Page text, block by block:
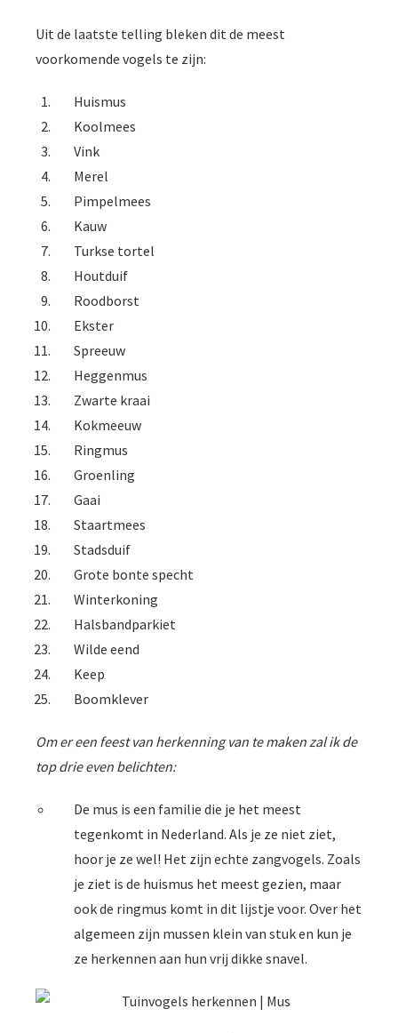
Uit de laatste telling bleken dit de meest
voorkomende vogels te zijn:
Huismus
Koolmees
Vink
Merel
Pimpelmees
Kauw
Turkse tortel
Houtduif
Roodborst
Ekster
Spreeuw
Heggenmus
Zwarte kraai
Kokmeeuw
Ringmus
Groenling
Gaai
Staartmees
Stadsduif
Grote bonte specht
Winterkoning
Halsbandparkiet
Wilde eend
Keep
Boomklever
Om er een feest van herkenning van te maken zal ik de
top drie even belichten:
De mus is een familie die je het meest
tegenkomt in Nederland. Als je ze niet ziet,
hoor je ze wel! Het zijn echte zangvogels. Zoals
je ziet is de huismus het meest gezien, maar
ook de ringmus komt in dit lijstje voor. Over het
algemeen zijn mussen klein van stuk en kun je
ze herkennen aan hun vrij dikke snavel.